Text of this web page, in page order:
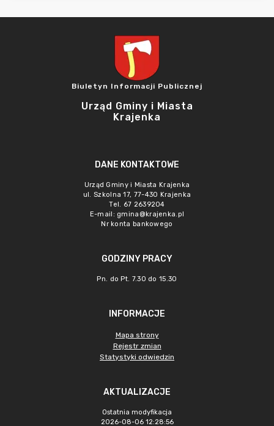
Biuletyn Informacji Publicznej
Urząd Gminy i Miasta
Krajenka
DANE KONTAKTOWE
Urząd Gminy i Miasta Krajenka
ul. Szkolna 17, 77-430 Krajenka
Tel. 67 2639204
E-mail: gmina@krajenka.pl
Nr konta bankowego
GODZINY PRACY
Pn. do Pt. 7.30 do 15.30
INFORMACJE
Mapa strony
Rejestr zmian
Statystyki odwiedzin
AKTUALIZACJE
Ostatnia modyfikacja
2026-08-06 12:28:56